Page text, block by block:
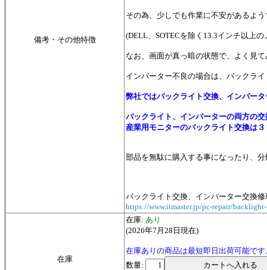
備考・その他特徴
その為、少しでも作業に不安があるよ
(DELL、SOTECを除く13.3インチ以上
なお、画面が真っ暗の状態で、よく見
インバーター不良の場合は、バックラ
弊社ではバックライト交換、インバー
バックライト、インバーターの両方の
産業用モニターのバックライト交換は
部品を無駄に購入する事になったり、
バックライト交換、インバーター交換
https://www.itmaster.jp/pc-repair/
在庫
在庫: あり
(2026年7月28日現在)
在庫ありの商品は最短即日出荷可能です
数量: